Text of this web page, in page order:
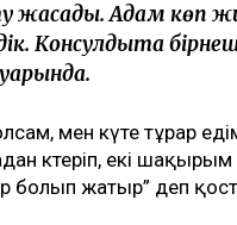
жасадық. Адам көп
Консулдықта
мен күте тұрар
көтеріп, екі
болып жатыр” деп